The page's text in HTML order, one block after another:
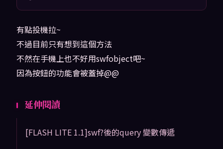
有點投機拉~
不過目前只有想到這個方法
不然在手機上也不好用swfobject吧~
因為按鈕的功能會被蓋掉@@
延伸閱讀
[FLASH LITE 1.1]swf?後的query 變數傳遞